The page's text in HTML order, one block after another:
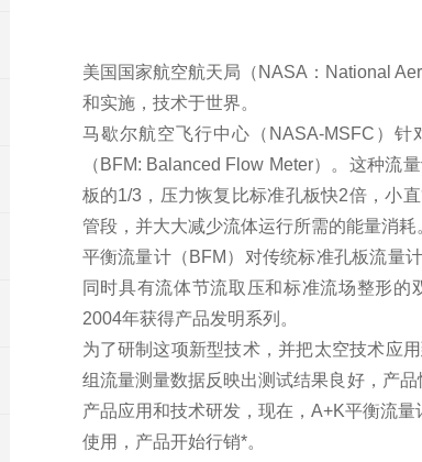
美国国家航空航天局 （NASA ： National
和实施，技术于世界。
马歇尔航空飞行中心（ NASA-MSFC ）针
（ BFM: Balanced Flow Meter）。这种流
板的1/3 ，压力恢复比标准孔板快2倍，小
管段，并大大减少流体运行所需的能量消耗
平衡流量计（BFM） 对传统标准孔板流量
同时具有流体节流取压和标准流场整形的
2004年获得产品发明系列。
为了研制这项新型技术，并把太空技术应
组流量测量数据反映出测试结果良好，产品
产品应用和技术研发，现在， A+K平衡流量
使用，产品开始行销*。